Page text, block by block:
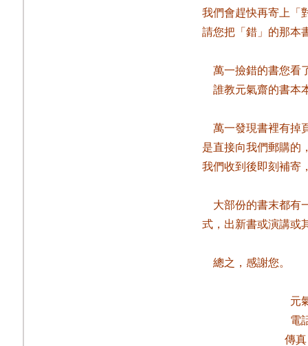
我們會趕快再寄上「
請您把「錯」的那本
萬一撿錯的書您看
誰教元氣齋的書本
萬一發現書裡有掉
是直接向我們郵購的
我們收到後即刻補寄
大部份的書末都有
式，出新書或演講或
總之，感謝您。
元
電
傳